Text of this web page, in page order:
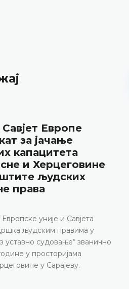
БиХ представио
рада и нову
„Годишњак“
и Херцеговине је 15. маја 2026.
конференцију за медије на којој
Уставног суда у 2025. години,
се Уставни суд суочава
због непопуњености судијског